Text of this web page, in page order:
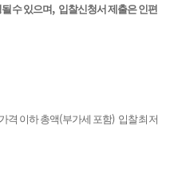
수 있으며 , 입찰신청서 제출은 인편
격 이하 총액(부가세 포함) 입찰 최저